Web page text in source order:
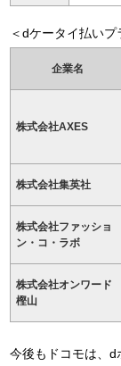
＜dケータイ払いプ
企業名
株式会社AXES
株式会社集英社
株式会社ファッショ
ン・コ・ラボ
株式会社オンワード
樫山
今後もドコモは、d